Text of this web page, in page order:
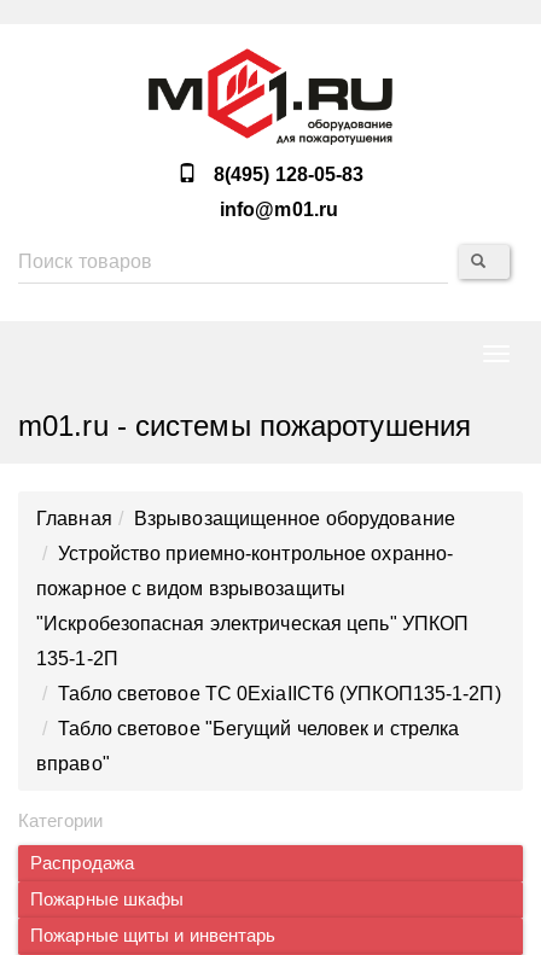
8(495) 128-05-83
info@m01.ru
m01.ru - системы пожаротушения
Главная
Взрывозащищенное оборудование
Устройство приемно-контрольное охранно-
пожарное с видом взрывозащиты
"Искробезопасная электрическая цепь" УПКОП
135-1-2П
Табло световое ТС 0ExiaIICT6 (УПКОП135-1-2П)
Табло световое "Бегущий человек и стрелка
вправо"
Категории
Распродажа
Пожарные шкафы
Пожарные щиты и инвентарь